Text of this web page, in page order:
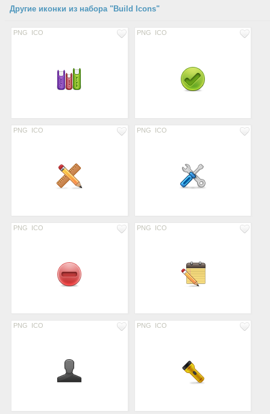
Другие иконки из набора "Build Icons"
PNG ICO PNG ICO
PNG ICO PNG ICO
PNG ICO PNG ICO
PNG ICO PNG ICO